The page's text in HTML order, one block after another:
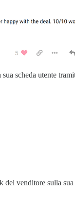
scheda utente
venditore sulla sua